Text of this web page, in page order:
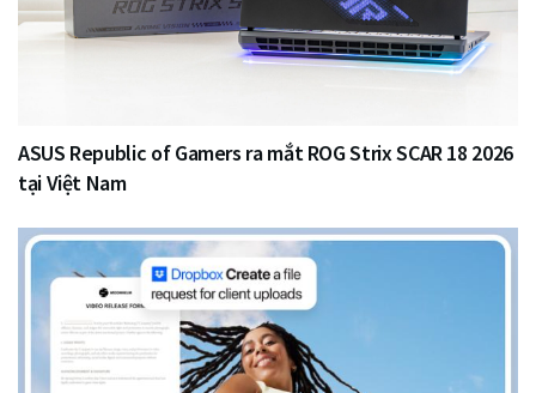
ASUS Republic of Gamers ra mắt ROG Strix SCAR 18 2026
tại Việt Nam